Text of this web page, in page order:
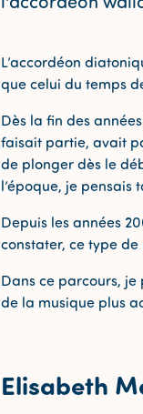
L’accordéon
que celui du temps
Dès la fin des
faisait partie, avait
de plonger dès le
l’époque, je pensais
Depuis les années
constater, ce type de
Dans ce parcours,
de la musique plus
Elisabeth